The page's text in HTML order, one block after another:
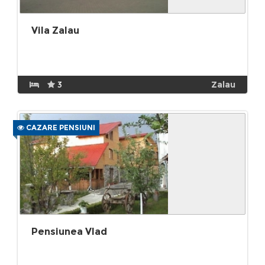
Vila Zalau
3 Zalau
CAZARE PENSIUNI
Pensiunea Vlad